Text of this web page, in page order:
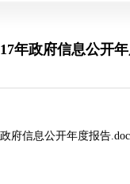
年政府信息公开
府信息公开年度报告